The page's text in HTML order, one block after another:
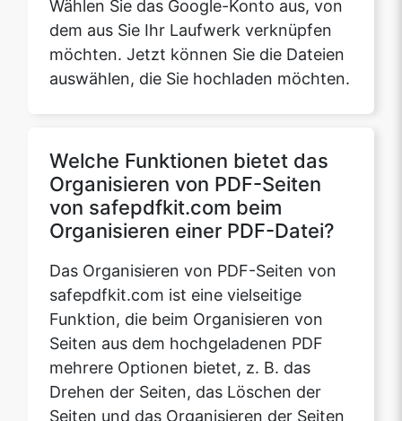
Welche Funktionen bietet das
Organisieren einer PDF-Datei?
Das Organisieren von PDF-Seiten von
safepdfkit.com ist eine vielseitige
Funktion, die beim Organisieren von
Seiten aus dem hochgeladenen PDF
mehrere Optionen bietet, z. B. das
Drehen der Seiten, das Löschen der
Seiten und das Organisieren der Seiten
der hochgeladenen PDF-Datei. Durch
die Seitendrehung können sich die
Seiten der hochgeladenen PDF-Datei